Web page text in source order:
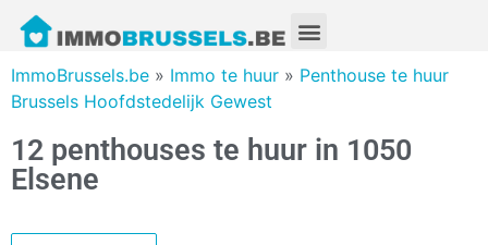
ImmoBrussels.be » Immo te huur » Penthouse te huur
Brussels Hoofdstedelijk Gewest
12 penthouses te huur in 1050
Elsene